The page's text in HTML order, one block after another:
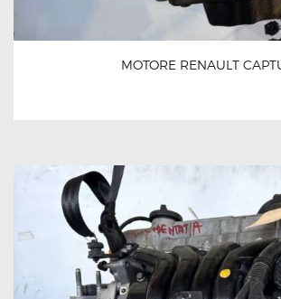
MOTORE RENAULT